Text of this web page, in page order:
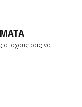
στόχους σας να